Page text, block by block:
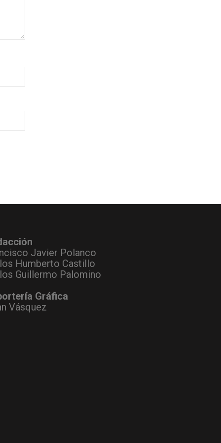
Javier Polanco
Humberto Castillo
Guillermo Palomino
Gráfica
Vásquez